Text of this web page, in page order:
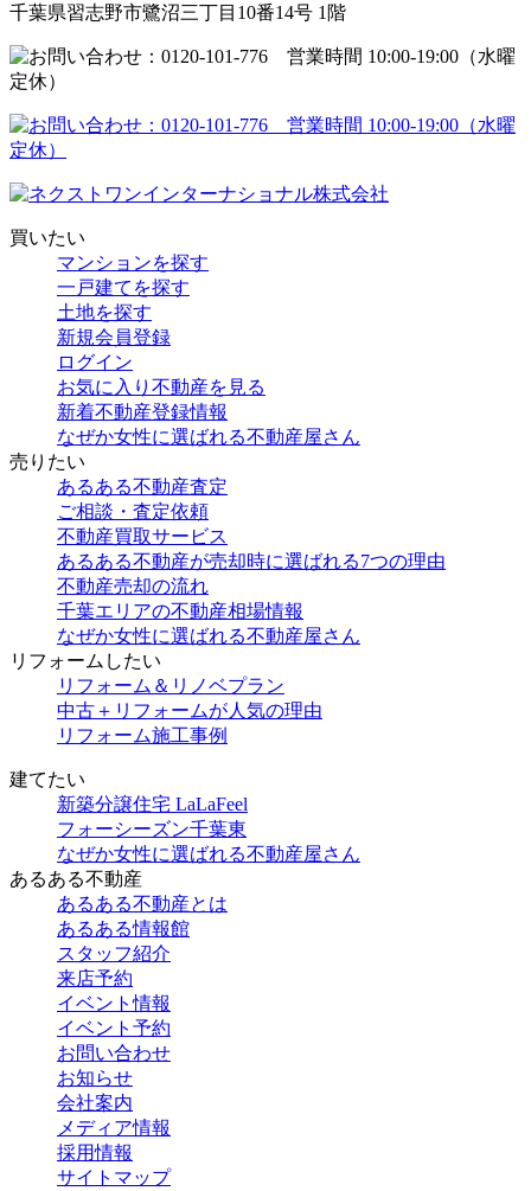
千葉県習志野市鷺沼三丁目10番14号 1階
買いたい
マンションを探す
一戸建てを探す
土地を探す
新規会員登録
ログイン
お気に入り不動産を見る
新着不動産登録情報
なぜか女性に選ばれる不動産屋さん
売りたい
あるある不動産査定
ご相談・査定依頼
不動産買取サービス
あるある不動産が売却時に選ばれる7つの理由
不動産売却の流れ
千葉エリアの不動産相場情報
なぜか女性に選ばれる不動産屋さん
リフォームしたい
リフォーム＆リノベプラン
中古＋リフォームが人気の理由
リフォーム施工事例
建てたい
新築分譲住宅 LaLaFeel
フォーシーズン千葉東
なぜか女性に選ばれる不動産屋さん
あるある不動産
あるある不動産とは
あるある情報館
スタッフ紹介
来店予約
イベント情報
イベント予約
お問い合わせ
お知らせ
会社案内
メディア情報
採用情報
サイトマップ